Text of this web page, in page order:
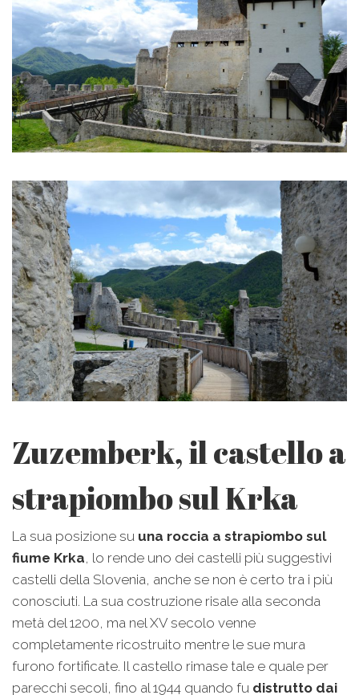
Zuzemberk, il castello a
strapiombo sul Krka
La sua posizione su una roccia a strapiombo sul
fiume Krka, lo rende uno dei castelli più suggestivi
castelli della Slovenia, anche se non è certo tra i più
conosciuti. La sua costruzione risale alla seconda
metà del 1200, ma nel XV secolo venne
completamente ricostruito mentre le sue mura
furono fortificate. Il castello rimase tale e quale per
parecchi secoli, fino al 1944 quando fu distrutto dai